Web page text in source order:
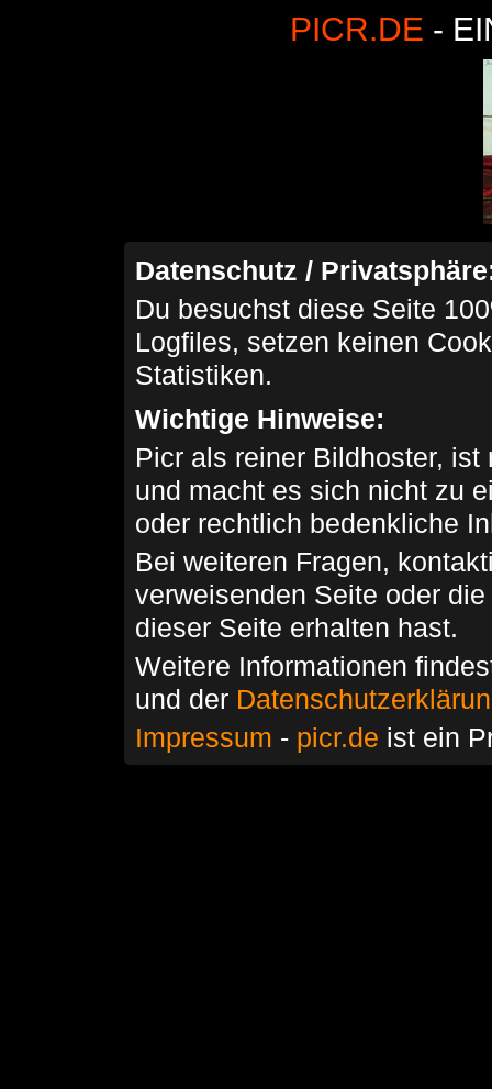
PICR.DE -
Datenschutz /
Du besuchst diese Seite
Logfiles, setzen keinen
Statistiken.
Wichtige Hinweise:
Picr als reiner Bildhoster,
und macht es sich nicht zu
oder rechtlich bedenkliche
Bei weiteren Fragen,
verweisenden Seite oder
dieser Seite erhalten hast.
Weitere Informationen
und der
Impressum - picr.de ist ein